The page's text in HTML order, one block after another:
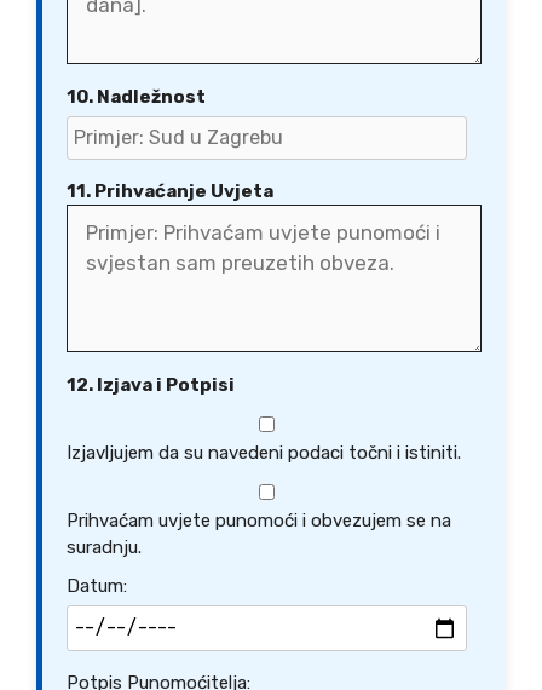
10. Nadležnost
11. Prihvaćanje Uvjeta
12. Izjava i Potpisi
Izjavljujem da su navedeni podaci točni i istiniti.
Prihvaćam uvjete punomoći i obvezujem se na
suradnju.
Datum:
Potpis Punomoćitelja: